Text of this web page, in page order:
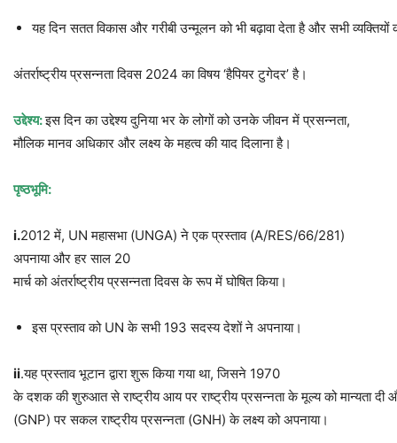
यह दिन सतत विकास और गरीबी उन्मूलन को भी बढ़ावा देता है और सभी व्यक्तियों
अंतर्राष्ट्रीय प्रसन्नता दिवस 2024 का विषय ‘हैपियर टुगेदर’ है।
उद्देश्य:इस दिन का उद्देश्य दुनिया भर के लोगों को उनके जीवन में प्रसन्नता,
मौलिक मानव अधिकार और लक्ष्य के महत्व की याद दिलाना है।
पृष्ठभूमि:
i.2012 में, UN महासभा (UNGA) ने एक प्रस्ताव (A/RES/66/281)
अपनाया और हर साल 20
मार्च को अंतर्राष्ट्रीय प्रसन्नता दिवस के रूप में घोषित किया।
इस प्रस्ताव को UN के सभी 193 सदस्य देशों ने अपनाया।
ii.यह प्रस्ताव भूटान द्वारा शुरू किया गया था, जिसने 1970
के दशक की शुरुआत से राष्ट्रीय आय पर राष्ट्रीय प्रसन्नता के मूल्य को मान्यता दी
(GNP) पर सकल राष्ट्रीय प्रसन्नता (GNH) के लक्ष्य को अपनाया।